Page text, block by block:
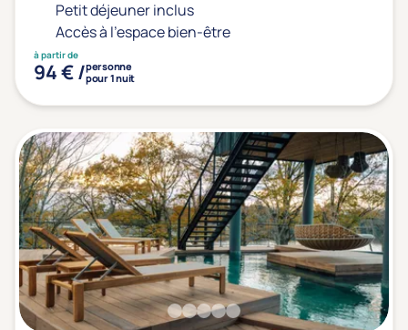
Petit déjeuner inclus
Accès à l'espace bien-être
à partir de
94 € /personne
pour 1 nuit